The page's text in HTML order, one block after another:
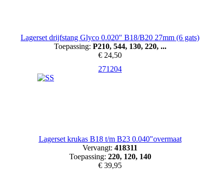
Lagerset drijfstang Glyco 0.020" B18/B20 27mm (6 gats)
Toepassing: P210, 544, 130, 220, ...
€ 24,50
271204
Lagerset krukas B18 t/m B23 0.040"overmaat
Vervangt: 418311
Toepassing: 220, 120, 140
€ 39,95